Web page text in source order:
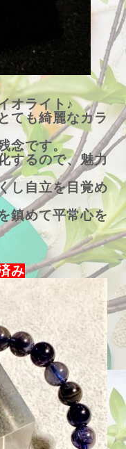
オライト♪
ても綺麗なカラ
念です。
するので、魅力
し自立を目覚め
鎮めて平常心を
み